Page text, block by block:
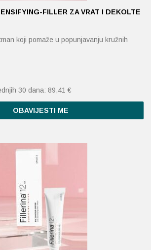
FILLER ZA VRAT I DEKOLTE
koji pomaže u popunjavanju kružnih
30 dana: 89,41 €
OBAVIJESTI ME